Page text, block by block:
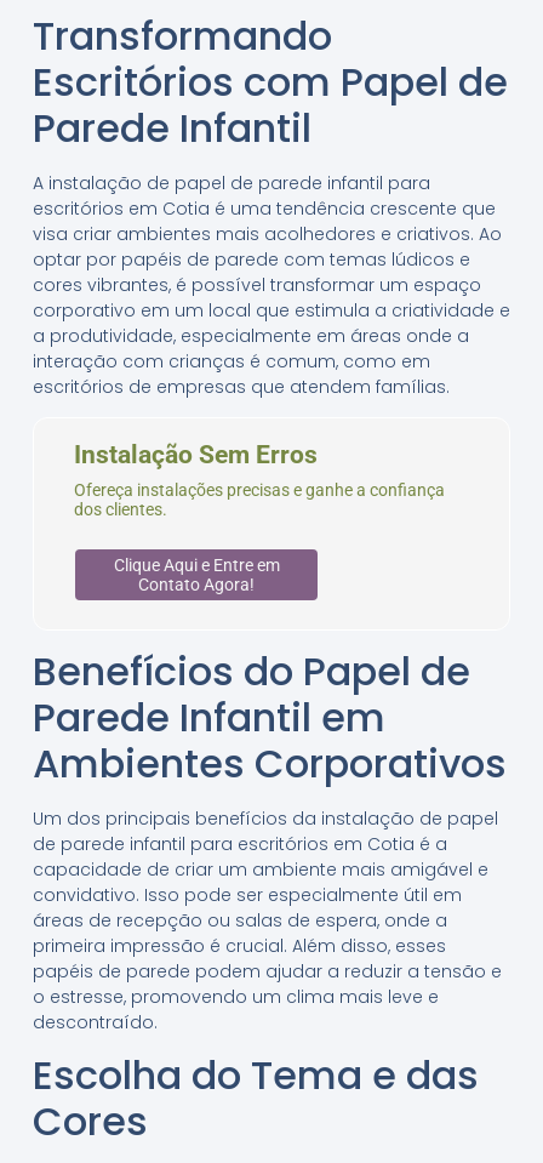
Transformando
Escritórios com Papel de
Parede Infantil
A instalação de papel de parede infantil para
escritórios em Cotia é uma tendência crescente que
visa criar ambientes mais acolhedores e criativos. Ao
optar por papéis de parede com temas lúdicos e
cores vibrantes, é possível transformar um espaço
corporativo em um local que estimula a criatividade e
a produtividade, especialmente em áreas onde a
interação com crianças é comum, como em
escritórios de empresas que atendem famílias.
Instalação Sem Erros
Ofereça instalações precisas e ganhe a confiança
dos clientes.
Clique Aqui e Entre em
Contato Agora!
Benefícios do Papel de
Parede Infantil em
Ambientes Corporativos
Um dos principais benefícios da instalação de papel
de parede infantil para escritórios em Cotia é a
capacidade de criar um ambiente mais amigável e
convidativo. Isso pode ser especialmente útil em
áreas de recepção ou salas de espera, onde a
primeira impressão é crucial. Além disso, esses
papéis de parede podem ajudar a reduzir a tensão e
o estresse, promovendo um clima mais leve e
descontraído.
Escolha do Tema e das
Cores